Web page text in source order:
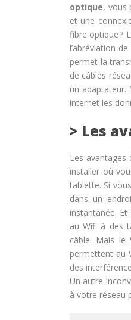
optique, vous
et une
fibre optique ?
l’abréviation
permet la
de câbles
un
internet les
> Les
Les
installer où
tablette. Si
dans un
instantanée.
au Wifi à des
câble. Mais le
permettent au
des
Un autre
à votre réseau